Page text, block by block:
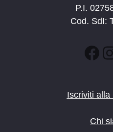
P.I.
Cod. SdI:
Iscriviti alla
Chi